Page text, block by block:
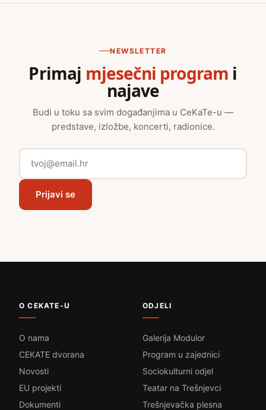
NEWSLETTER
Primaj mjesečni program i
najave
Budi u toku sa svim događanjima u CeKaTe-u —
predstave, izložbe, koncerti, radionice.
Prijavi se
O CEKATE-U
O nama
CEKATE dvorana
Novosti
EU projekti
Dokumenti
ODJELI
Galerija Modulor
Program u zajednici
Sociokulturni odjel
Teatar na Trešnjevci
Trešnjevačka plesna